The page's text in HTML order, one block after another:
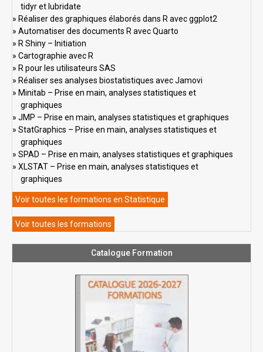
tidyr et lubridate
Réaliser des graphiques élaborés dans R avec ggplot2
Automatiser des documents R avec Quarto
R Shiny – Initiation
Cartographie avec R
R pour les utilisateurs SAS
Réaliser ses analyses biostatistiques avec Jamovi
Minitab – Prise en main, analyses statistiques et
graphiques
JMP – Prise en main, analyses statistiques et graphiques
StatGraphics – Prise en main, analyses statistiques et
graphiques
SPAD – Prise en main, analyses statistiques et graphiques
XLSTAT – Prise en main, analyses statistiques et
graphiques
Voir toutes les formations en Statistique
Voir toutes les formations
Catalogue Formation